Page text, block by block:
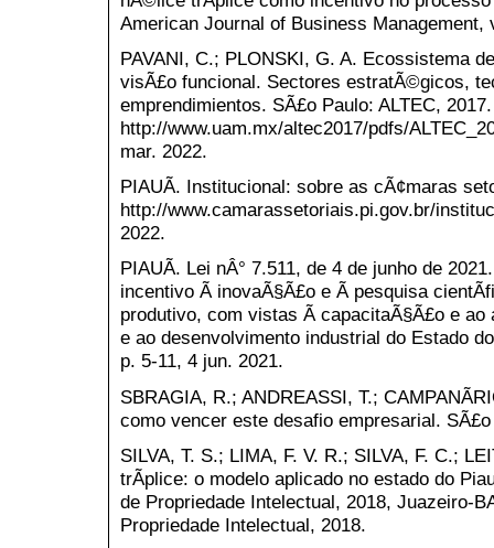
American Journal of Business Management,
PAVANI, C.; PLONSKI, G. A. Ecossistema
visÃ£o funcional. Sectores estratÃ©gicos,
emprendimientos. SÃ£o Paulo: ALTEC,
http://www.uam.mx/altec2017/pdfs/
mar. 2022.
PIAUÃ. Institucional: sobre as cÃ¢maras
http://www.camarassetoriais.pi.gov.br/
2022.
PIAUÃ. Lei nÂ° 7.511, de 4 de junho de
incentivo Ã inovaÃ§Ã£o e Ã pesquisa
produtivo, com vistas Ã capacitaÃ§Ã£o e ao
e ao desenvolvimento industrial do Estado
p. 5-11, 4 jun. 2021.
SBRAGIA, R.; ANDREASSI, T.;
como vencer este desafio empresarial.
SILVA, T. S.; LIMA, F. V. R.; SILVA, F. C.;
trÃ­plice: o modelo aplicado no estado do
de Propriedade Intelectual, 2018, Juazeiro-
Propriedade Intelectual, 2018.